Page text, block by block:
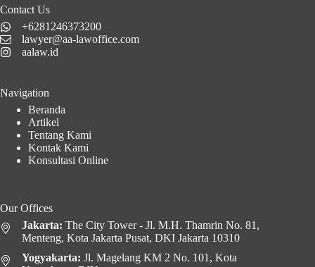
Contact Us
+6281246373200
lawyer@aa-lawoffice.com
aalaw.id
Navigation
Beranda
Artikel
Tentang Kami
Kontak Kami
Konsultasi Online
Our Offices
Jakarta: The City Tower - Jl. M.H. Thamrin No. 81,
Menteng, Kota Jakarta Pusat, DKI Jakarta 10310
Yogyakarta: Jl. Magelang KM 2 No. 101, Kota